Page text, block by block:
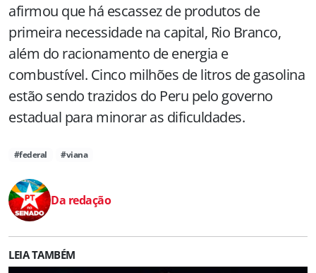
afirmou que há escassez de produtos de
primeira necessidade na capital, Rio Branco,
além do racionamento de energia e
combustível. Cinco milhões de litros de gasolina
estão sendo trazidos do Peru pelo governo
estadual para minorar as dificuldades.
#federal #viana
Da redação
LEIA TAMBÉM